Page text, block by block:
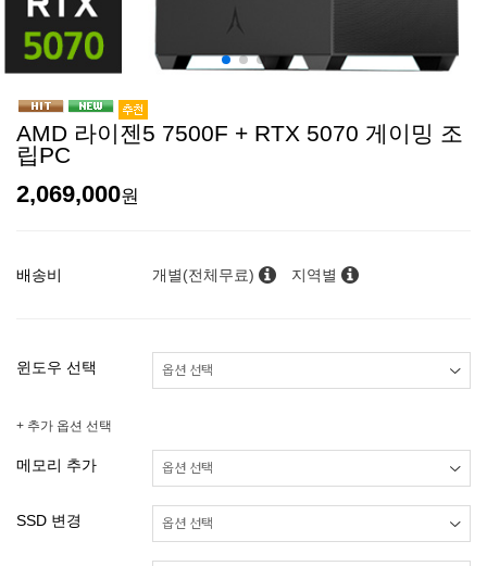
AMD 라이젠5 7500F + RTX 5070 게이밍 조
립PC
2,069,000원
배송비 개별(전체무료) 지역별
윈도우 선택
+ 추가 옵션 선택
메모리 추가
SSD 변경